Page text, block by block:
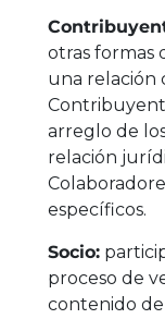
otras formas
una relación
arreglo de
relación
específicos.
Socio:
proceso de
contenido